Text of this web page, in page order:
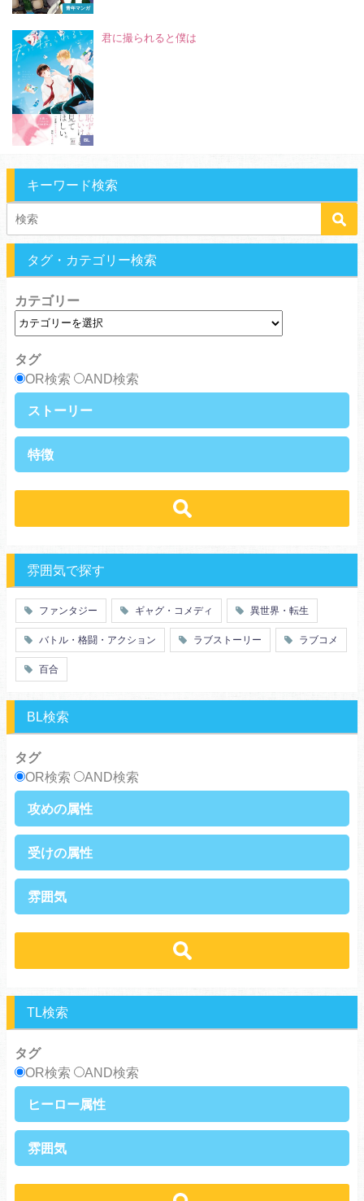
青年マンガ
BL
君に撮られると僕は
キーワード検索
タグ・カテゴリー検索
カテゴリー
タグ
OR検索
AND検索
ストーリー
ラブストーリー
歴史・時代劇
特徴
職業
働く女子
特殊能力
百合
ドロ沼
萌え系
青春
仲間
幼なじみ
オタク
動物
ツンデレ
アラサー
スピンオフ・外伝
ヤンキー・極道
癒し系
サラリーマン
浮気・不倫
雰囲気で探す
ファンタジー ギャグ・コメディ 異世界・転生
バトル・格闘・アクション ラブストーリー ラブコメ
百合
BL検索
タグ
OR検索
AND検索
攻めの属性
俺様攻め
硬派攻め
天然攻め
ノンケ攻め
黒髪攻め
年下攻め
ヤンキー攻め
受けの属性
ノンケ受け
黒髪受け
雰囲気
シリアス
TL検索
タグ
OR検索
AND検索
ヒーロー属性
王族・貴族
雰囲気